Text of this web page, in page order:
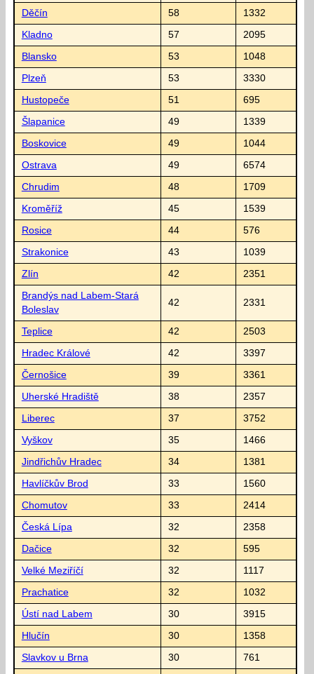
Děčín 58 1332
Kladno 57 2095
Blansko 53 1048
Plzeň 53 3330
Hustopeče 51 695
Šlapanice 49 1339
Boskovice 49 1044
Ostrava 49 6574
Chrudim 48 1709
Kroměříž 45 1539
Rosice 44 576
Strakonice 43 1039
Zlín 42 2351
Brandýs nad Labem-Stará
Boleslav
42 2331
Teplice 42 2503
Hradec Králové 42 3397
Černošice 39 3361
Uherské Hradiště 38 2357
Liberec 37 3752
Vyškov 35 1466
Jindřichův Hradec 34 1381
Havlíčkův Brod 33 1560
Chomutov 33 2414
Česká Lípa 32 2358
Dačice 32 595
Velké Meziříčí 32 1117
Prachatice 32 1032
Ústí nad Labem 30 3915
Hlučín 30 1358
Slavkov u Brna 30 761